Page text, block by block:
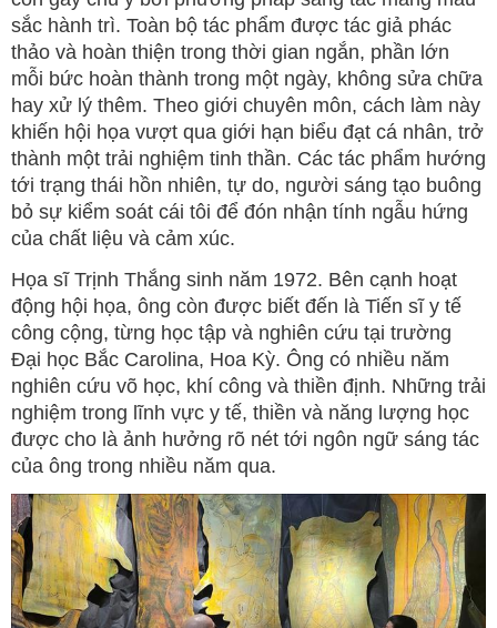
sắc hành trì. Toàn bộ tác phẩm được tác giả phác
thảo và hoàn thiện trong thời gian ngắn, phần lớn
mỗi bức hoàn thành trong một ngày, không sửa chữa
hay xử lý thêm. Theo giới chuyên môn, cách làm này
khiến hội họa vượt qua giới hạn biểu đạt cá nhân, trở
thành một trải nghiệm tinh thần. Các tác phẩm hướng
tới trạng thái hồn nhiên, tự do, người sáng tạo buông
bỏ sự kiểm soát cái tôi để đón nhận tính ngẫu hứng
của chất liệu và cảm xúc.
Họa sĩ Trịnh Thắng sinh năm 1972. Bên cạnh hoạt
động hội họa, ông còn được biết đến là Tiến sĩ y tế
công cộng, từng học tập và nghiên cứu tại trường
Đại học Bắc Carolina, Hoa Kỳ. Ông có nhiều năm
nghiên cứu võ học, khí công và thiền định. Những trải
nghiệm trong lĩnh vực y tế, thiền và năng lượng học
được cho là ảnh hưởng rõ nét tới ngôn ngữ sáng tác
của ông trong nhiều năm qua.